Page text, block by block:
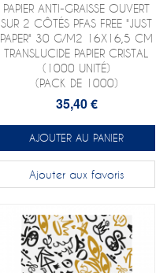
PAPIER ANTI-GRAISSE OUVERT
SUR 2 CÔTÉS PFAS FREE "JUST
PAPER" 30 G/M2 16X16,5 CM
TRANSLUCIDE PAPIER CRISTAL
(1000 UNITÉ)
(PACK DE 1000)
35,40 €
AJOUTER AU PANIER
Ajouter aux favoris